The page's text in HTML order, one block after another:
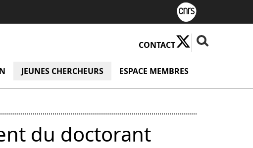
CONTACT
X ( Nouvelle
Rechercher
Fermer la
menu Valorisation
JEUNES CHERCHEURS menu Jeunes chercheurs
ESPACE MEMBRES
du doctorant